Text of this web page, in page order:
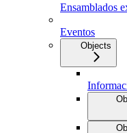
Ensamblados
Eventos
Objects